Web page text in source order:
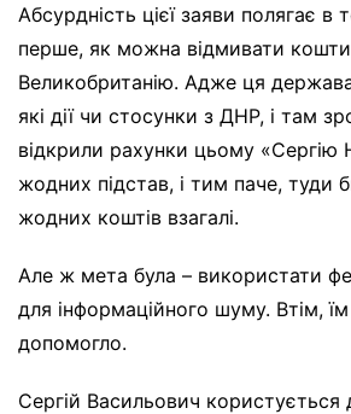
Абсурдність цієї заяви полягає
перше, як можна відмивати
Великобританію. Адже ця
які дії чи стосунки з ДНР, і там
відкрили рахунки цьому «Сергію
жодних підстав, і тим паче, туди
жодних коштів взагалі.
Але ж мета була – використати
для інформаційного шуму. Втім,
допомогло.
Сергій Васильович